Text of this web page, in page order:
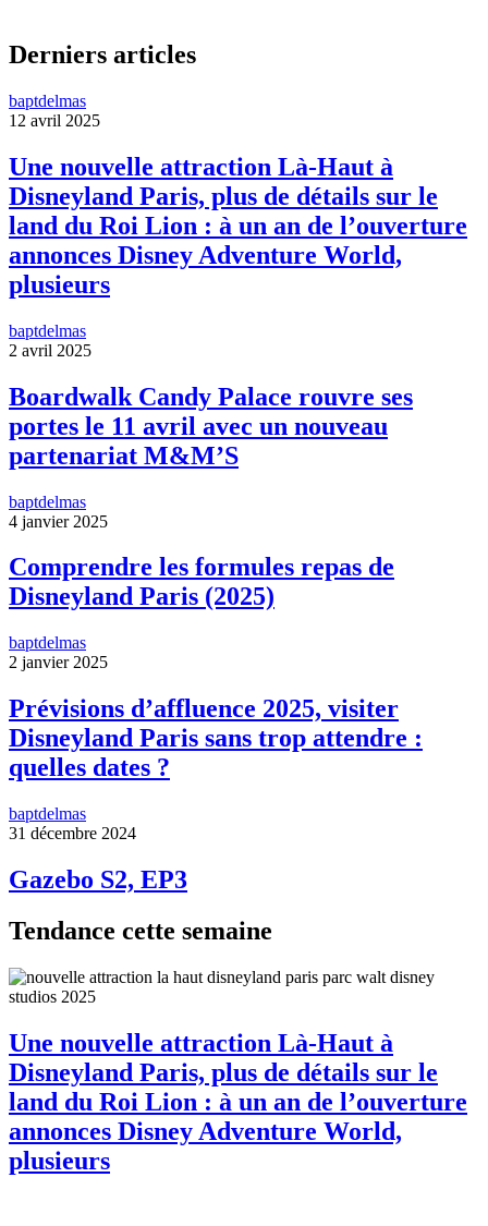
Derniers articles
baptdelmas
12 avril 2025
Une nouvelle attraction Là-Haut à
Disneyland Paris, plus de détails sur le
land du Roi Lion : à un an de l’ouverture
annonces Disney Adventure World,
plusieurs
baptdelmas
2 avril 2025
Boardwalk Candy Palace rouvre ses
portes le 11 avril avec un nouveau
partenariat M&M’S
baptdelmas
4 janvier 2025
Comprendre les formules repas de
Disneyland Paris (2025)
baptdelmas
2 janvier 2025
Prévisions d’affluence 2025, visiter
Disneyland Paris sans trop attendre :
quelles dates ?
baptdelmas
31 décembre 2024
Gazebo S2, EP3
Tendance cette semaine
Une nouvelle attraction Là-Haut à
Disneyland Paris, plus de détails sur le
land du Roi Lion : à un an de l’ouverture
annonces Disney Adventure World,
plusieurs